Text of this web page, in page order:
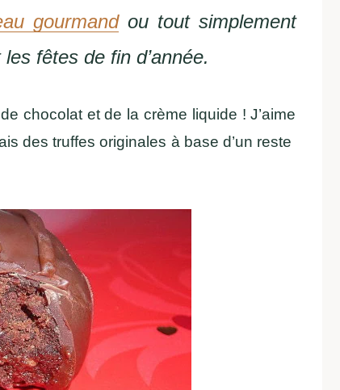
gourmandou tout simplement
fêtes de fin d’année.
chocolat et de la crème liquide ! J’aime
des truffes originales à base d’un reste